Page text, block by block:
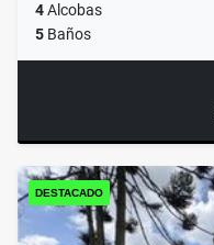
4Alcobas
5 Baños
DESTACADO